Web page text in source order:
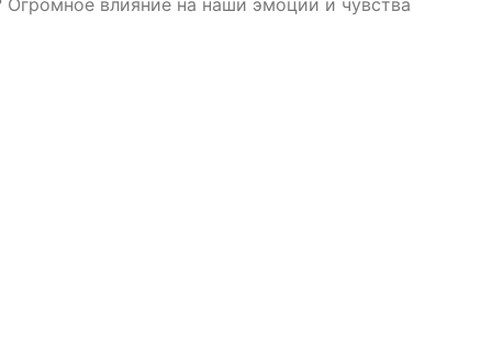
Огромное влияние на наши эмоции и чувства